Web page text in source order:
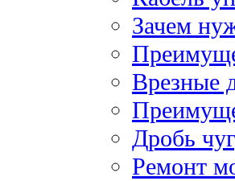
Зачем
Врезные
Дробь
Ремонт